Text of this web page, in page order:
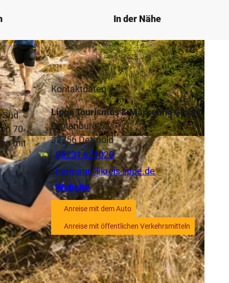
In der Nähe
Süd
70
mit
Kontaktdaten
Lippe Tourismus & Marketing GmbH
Grotenburg 52
32756Detmold
05231 621020
hermann@kreis-lippe.de
Website
Anreise mit dem Auto
Anreise mit öffentlichen Verkehrsmitteln